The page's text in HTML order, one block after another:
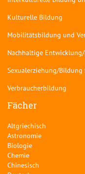
Kulturelle Bildung
Mobilitätsbildung und
Nachhaltige
Sexualerziehung/
Verbraucherbildung
Fächer
Altgriechisch
Astronomie
Biologie
Chemie
Chinesisch